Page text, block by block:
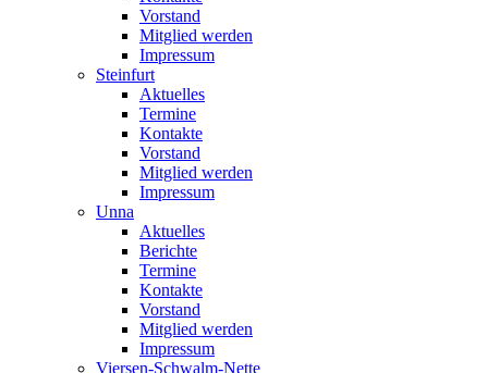
Vorstand
Mitglied werden
Impressum
Steinfurt
Aktuelles
Termine
Kontakte
Vorstand
Mitglied werden
Impressum
Unna
Aktuelles
Berichte
Termine
Kontakte
Vorstand
Mitglied werden
Impressum
Viersen-Schwalm-Nette